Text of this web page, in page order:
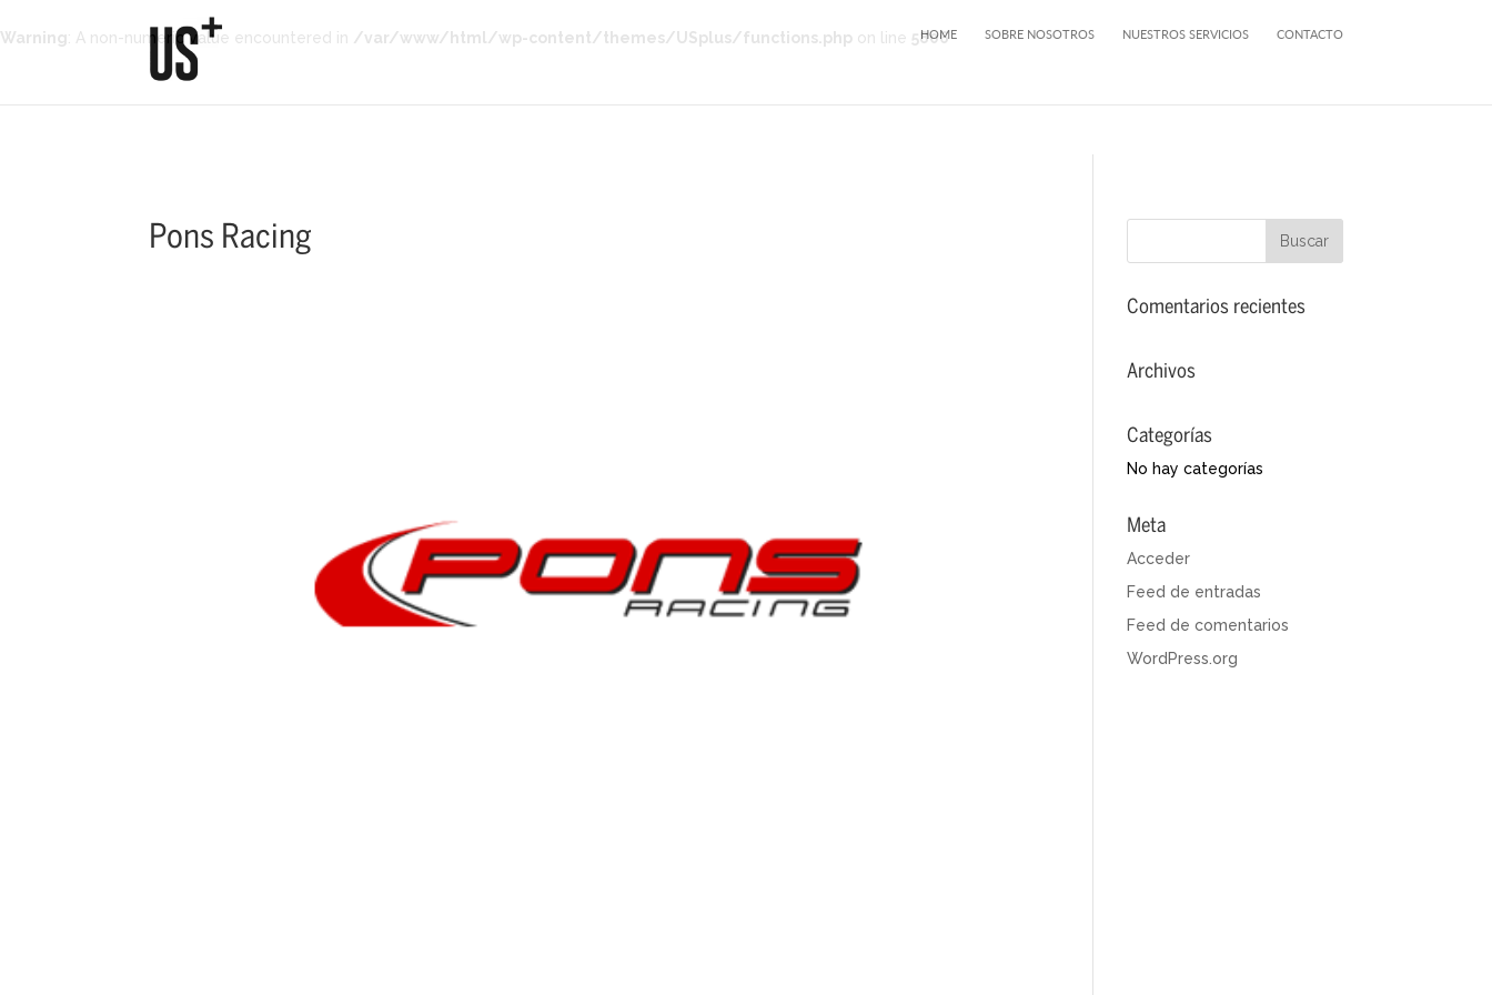
Warning: A non-numeric value encountered in /var/www/html/wp-content/themes/USplus/functions.php on line 5806
HOME SOBRE NOSOTROS NUESTROS SERVICIOS CONTACTO
Pons Racing
Comentarios recientes
Archivos
Categorías
No hay categorías
Meta
Acceder
Feed de entradas
Feed de comentarios
WordPress.org